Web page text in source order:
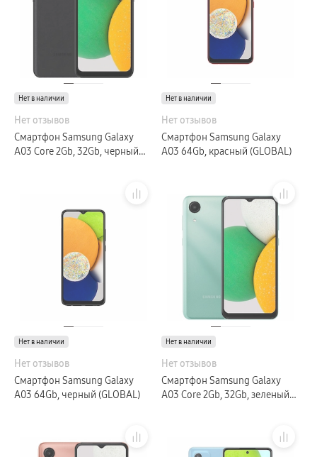
Нет в наличии
Нет отзывов
Смартфон Samsung Galaxy
A03 Core 2Gb, 32Gb, черный
Нет в наличии
Нет отзывов
Смартфон Samsung Galaxy
A03 64Gb, красный (GLOBAL)
Нет в наличии
Нет отзывов
Смартфон Samsung Galaxy
A03 64Gb, черный (GLOBAL)
Нет в наличии
Нет отзывов
Смартфон Samsung Galaxy
A03 Core 2Gb, 32Gb, зеленый